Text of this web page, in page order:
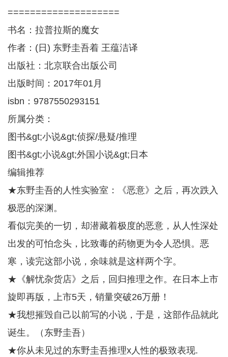
====================
书名：拉普拉斯的魔女
作者：(日) 东野圭吾着 王蕴洁译
出版社：北京联合出版公司
出版时间：2017年01月
isbn：9787550293151
所属分类：
图书&gt;小说&gt;侦探/悬疑/推理
图书&gt;小说&gt;外国小说&gt;日本
编辑推荐
★东野圭吾的人性实验室：《恶意》之后，再次跌入
极恶的深渊。
看似完美的一切，却潜藏着极度的恶意，从人性深处
出发的可怕念头，比致毒的药物更为令人恐惧。恶
寒，读完这部小说，余味就是这样两个字。
★《解忧杂货店》之后，回归推理之作。在日本上市
旋即再版，上市5天，销量突破26万册！
★我想摧毁自己以前写的小说，于是，这部作品就此
诞生。（东野圭吾）
★你从未见过的东野圭吾推理x人性的极致表现.